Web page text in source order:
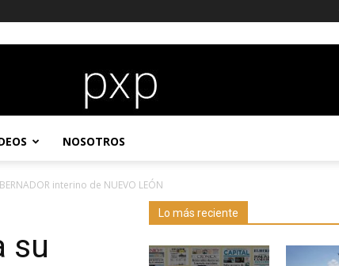
NOSOTROS
interino de NUEVO LEÓN
su
Lo más reciente